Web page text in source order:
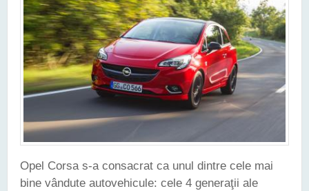
Opel Corsa s-a consacrat ca unul dintre cele mai
bine vândute autovehicule: cele 4 generaţii ale